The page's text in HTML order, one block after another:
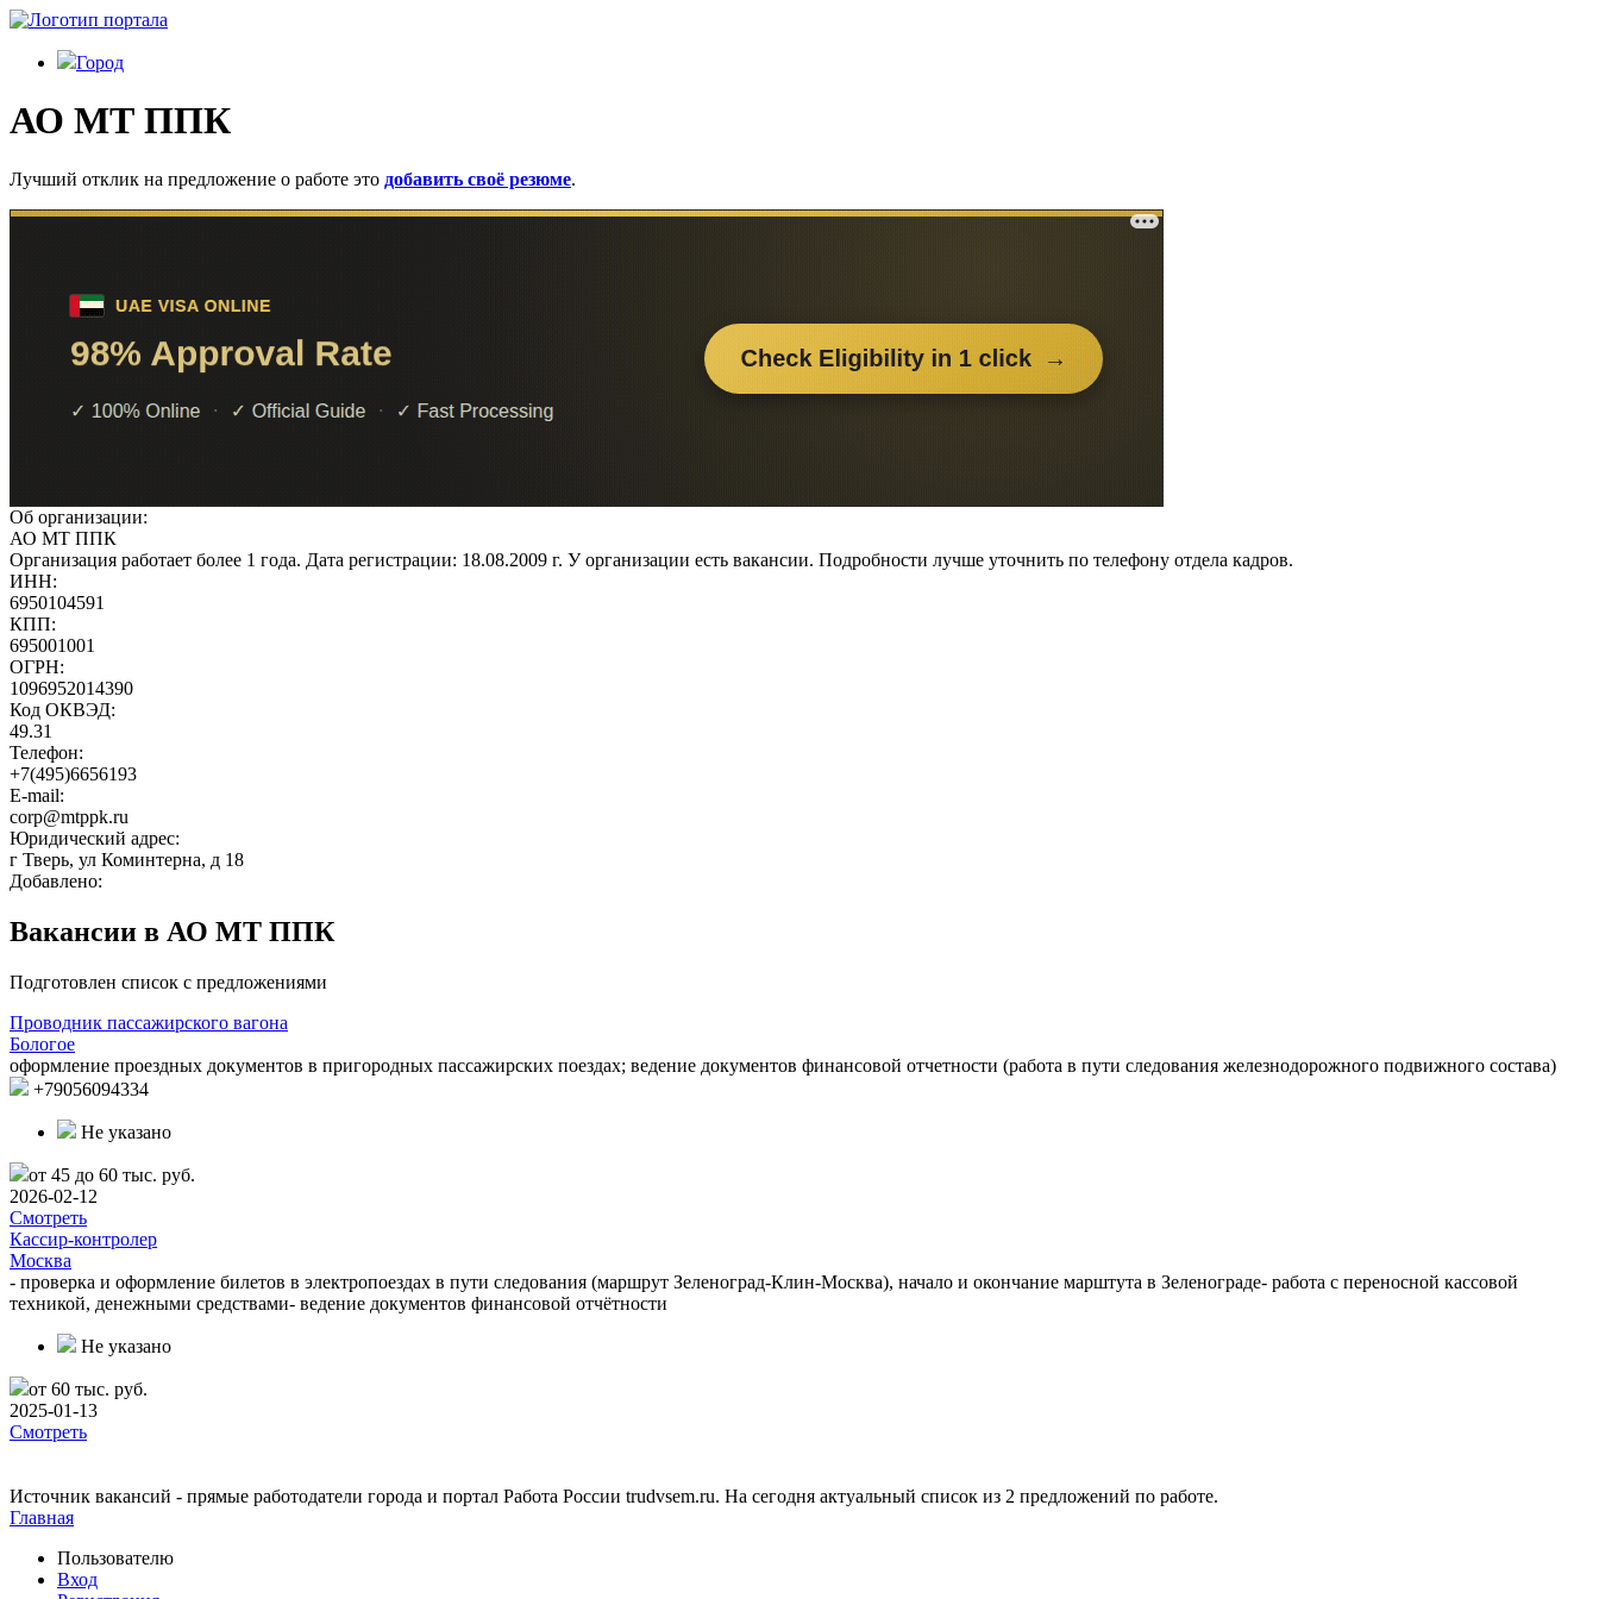
Город
АО МТ ППК
Лучший отклик на предложение о работе это добавить своё резюме.
Об организации:
АО МТ ППК
Организация работает более 1 года. Дата регистрации: 18.08.2009 г. У организации есть вакансии. Подробности лучше уточнить по телефону отдела кадров.
ИНН:
6950104591
КПП:
695001001
ОГРН:
1096952014390
Код ОКВЭД:
49.31
Телефон:
+7(495)6656193
E-mail:
corp@mtppk.ru
Юридический адрес:
г Тверь, ул Коминтерна, д 18
Добавлено:
Вакансии в АО МТ ППК
Подготовлен список с предложениями
Проводник пассажирского вагона
Бологое
оформление проездных документов в пригородных пассажирских поездах; ведение документов финансовой отчетности (работа в пути следования железнодорожного подвижного состава)
+79056094334
Не указано
от 45 до 60 тыс. руб.
2026-02-12
Смотреть
Кассир-контролер
Москва
- проверка и оформление билетов в электропоездах в пути следования (маршрут Зеленоград-Клин-Москва), начало и окончание марштута в Зеленограде- работа с переносной кассовой
техникой, денежными средствами- ведение документов финансовой отчётности
Не указано
от 60 тыс. руб.
2025-01-13
Смотреть
Источник вакансий - прямые работодатели города и портал Работа России trudvsem.ru. На сегодня актуальный список из 2 предложений по работе.
Главная
Пользователю
Вход